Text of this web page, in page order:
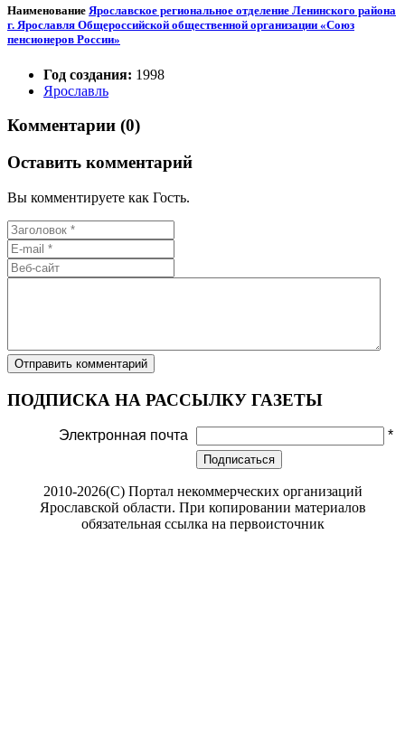
Наименование Ярославское региональное отделение Ленинского района
г. Ярославля Общероссийской общественной организации «Союз
пенсионеров России»
Год создания: 1998
Ярославль
Комментарии (0)
Оставить комментарий
Вы комментируете как Гость.
ПОДПИСКА НА РАССЫЛКУ ГАЗЕТЫ
Электронная почта *
Подписаться
2010-2026(С) Портал некоммерческих организаций
Ярославской области. При копировании материалов
обязательная ссылка на первоисточник